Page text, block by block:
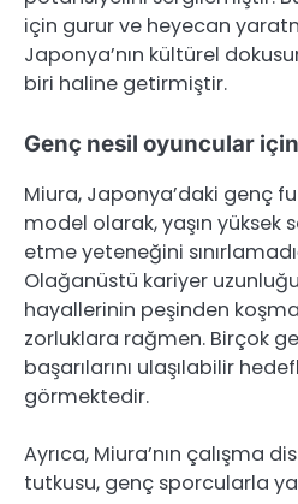
için gurur ve heyecan
Japonya’nın kültürel
biri haline getirmiştir.
Genç nesil oyuncular
Miura, Japonya’daki genç
model olarak, yaşın yüksek
etme yeteneğini
Olağanüstü kariyer
hayallerinin peşinden
zorluklara rağmen. Birçok
başarılarını ulaşılabilir
görmektedir.
Ayrıca, Miura’nın çalışma
tutkusu, genç sporcularla